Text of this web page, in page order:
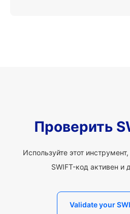
Проверить
Используйте этот
SWIFT-код активен и
Validate your